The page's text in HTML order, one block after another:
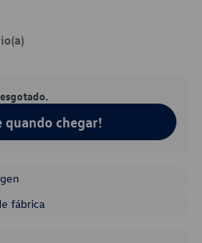
quando chegar!
fábrica